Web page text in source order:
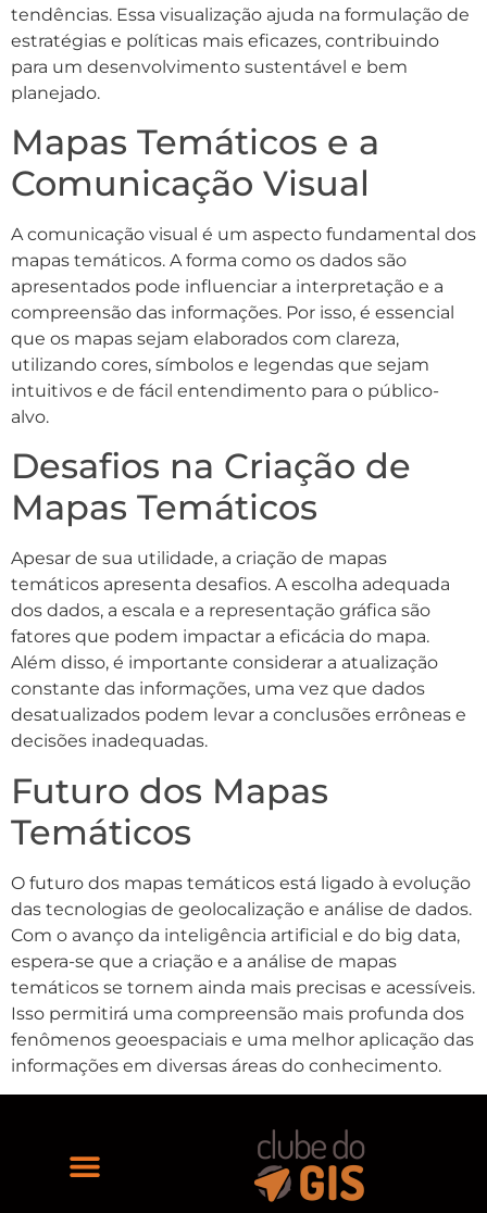
tendências. Essa visualização ajuda na formulação de
estratégias e políticas mais eficazes, contribuindo
para um desenvolvimento sustentável e bem
planejado.
Mapas Temáticos e a
Comunicação Visual
A comunicação visual é um aspecto fundamental dos
mapas temáticos. A forma como os dados são
apresentados pode influenciar a interpretação e a
compreensão das informações. Por isso, é essencial
que os mapas sejam elaborados com clareza,
utilizando cores, símbolos e legendas que sejam
intuitivos e de fácil entendimento para o público-
alvo.
Desafios na Criação de
Mapas Temáticos
Apesar de sua utilidade, a criação de mapas
temáticos apresenta desafios. A escolha adequada
dos dados, a escala e a representação gráfica são
fatores que podem impactar a eficácia do mapa.
Além disso, é importante considerar a atualização
constante das informações, uma vez que dados
desatualizados podem levar a conclusões errôneas e
decisões inadequadas.
Futuro dos Mapas
Temáticos
O futuro dos mapas temáticos está ligado à evolução
das tecnologias de geolocalização e análise de dados.
Com o avanço da inteligência artificial e do big data,
espera-se que a criação e a análise de mapas
temáticos se tornem ainda mais precisas e acessíveis.
Isso permitirá uma compreensão mais profunda dos
fenômenos geoespaciais e uma melhor aplicação das
informações em diversas áreas do conhecimento.